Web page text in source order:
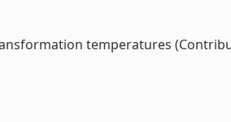
temperatures